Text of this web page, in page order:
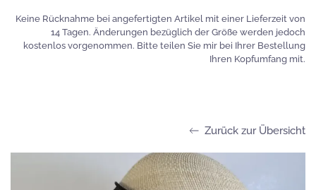
Keine Rücknahme bei angefertigten Artikel mit einer Lieferzeit von
14 Tagen. Änderungen bezüglich der Größe werden jedoch
kostenlos vorgenommen. Bitte teilen Sie mir bei Ihrer Bestellung
Ihren Kopfumfang mit.
Zurück zur Übersicht